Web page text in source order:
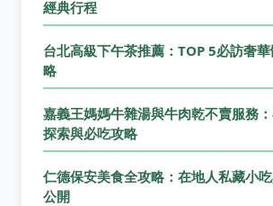
經典行程
台北高級下午茶推薦：TOP 5必訪奢
略
嘉義王媽媽牛雜湯與牛肉乾不賣服務
探索與必吃攻略
仁德保安美食全攻略：在地人私藏小
公開